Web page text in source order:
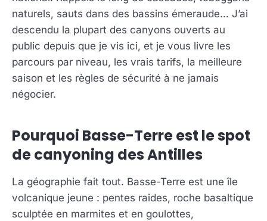
naturels, sauts dans des bassins émeraude… J’ai
descendu la plupart des canyons ouverts au
public depuis que je vis ici, et je vous livre les
parcours par niveau, les vrais tarifs, la meilleure
saison et les règles de sécurité à ne jamais
négocier.
Pourquoi Basse-Terre est le spot
de canyoning des Antilles
La géographie fait tout. Basse-Terre est une île
volcanique jeune : pentes raides, roche basaltique
sculptée en marmites et en goulottes,